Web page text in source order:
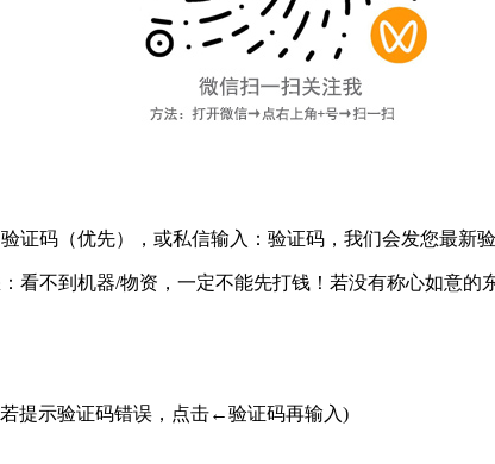
验证码 （优先），或私信输入：验证码，我们会发您最新
看不到机器/物资，一定不能先打钱！ 若没有称心如意的
提示验证码错误，点击←验证码再输入)